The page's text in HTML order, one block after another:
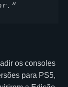
os consoles
para PS5,